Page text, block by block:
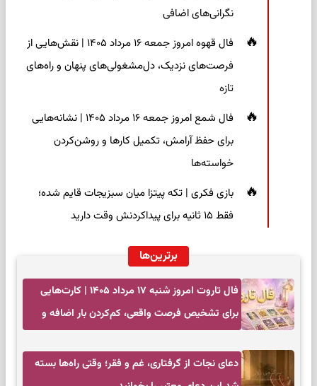
نگرانی‌های اضافی
فال قهوه امروز جمعه ۱۶ مرداد ۱۴۰۵ | نقش‌هایی از
فرصت‌های نزدیک، دل‌مشغولی‌های پنهان و راه‌های
تازه
فال شمع امروز جمعه ۱۶ مرداد ۱۴۰۵ | نشانه‌هایی
برای حفظ آرامش، تکمیل کارها و روشن‌کردن
خواسته‌ها
بازی فکری | تکه پیتزا میان سبزیجات قایم شده؛
فقط ۱۵ ثانیه برای پیداکردنش وقت دارید
برترین‌ها
فال تاروت امروز شنبه ۱۷ مرداد ۱۴۰۵ | کارت‌هایی
برای تشخیص فرصت واقعی، کم‌کردن بار اضافه و
دعای نجات از گرفتاری، غم و فقر؛ وقتی راه‌ها بسته